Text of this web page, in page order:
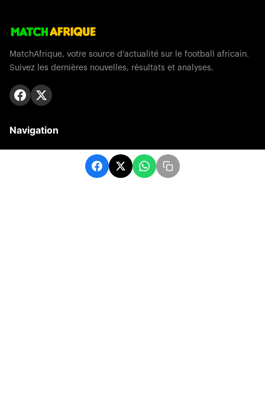
MatchAfrique, votre source d'actualité sur le football africain.
Suivez les dernières nouvelles, résultats et analyses.
Navigation